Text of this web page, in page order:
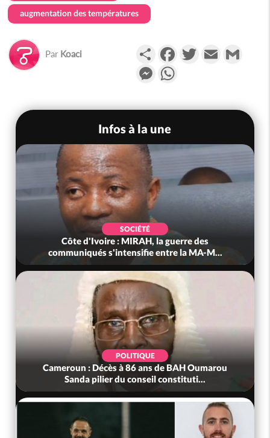
augmentation des températures
Par Koaci PartagerFacebookTwitterEmail
Messenger
Infos à la une
SOCIÉTÉ
Côte d'Ivoire : MIRAH, la guerre des
communiqués s'intensifie entre la MA-M...
POLITIQUE
Cameroun : Décès à 86 ans de BAH Oumarou
Sanda pilier du conseil constituti...